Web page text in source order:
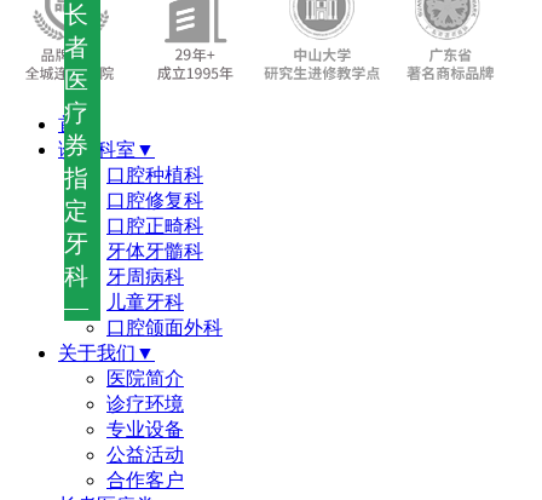
长
者
医
疗
券
指
定
牙
科
—
首页
诊疗科室▼
口腔种植科
口腔修复科
口腔正畸科
牙体牙髓科
牙周病科
儿童牙科
口腔颌面外科
关于我们▼
医院简介
诊疗环境
专业设备
公益活动
合作客户